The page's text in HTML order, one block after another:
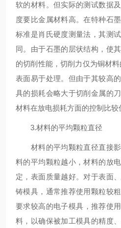
软的材料。但实际的测试数据
度要比金属材料高。在特种石
标准是肖氏硬度测量法，其测
同。由于石墨的层状结构，使
的切削性能，切削力仅为铜材
表面易于处理。但由于其较高
具的损耗会略大于切削金属的
材料在放电损耗方面的控制比较
3.材料的平均颗粒直径
材料的平均颗粒直径直接影
料的平均颗粒越小，材料的放
定，表面质量越好。对于表面
铸模具，通常推荐使用颗粒较
要求较高的电子模具，推荐使
料，以确保被加工模具的精度